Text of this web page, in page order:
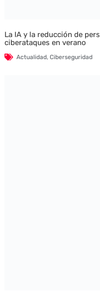
La IA y la reducción de
ciberataques en verano
Actualidad, Ciberseguridad